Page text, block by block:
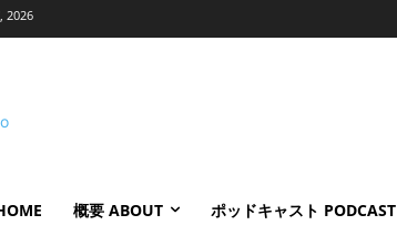
2026
概要 ABOUT ポッドキャスト PODCAST